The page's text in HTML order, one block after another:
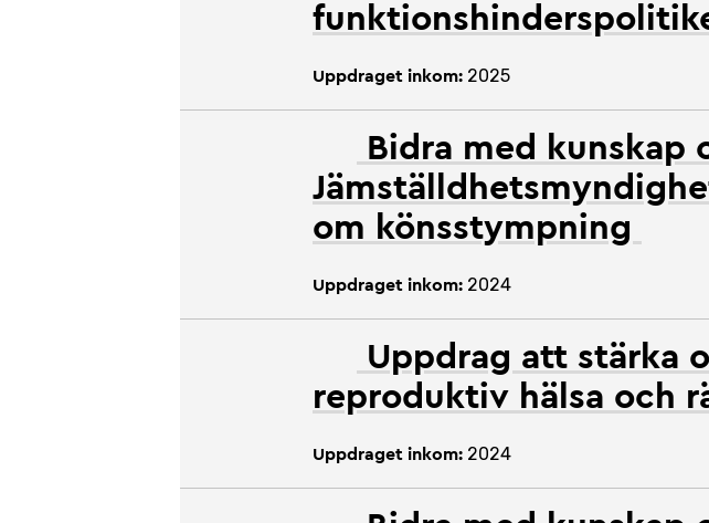
Uppdraget inkom: 2025
Bidra med kunskap
om könsstympning
Uppdraget inkom: 2024
Uppdrag att stärka
reproduktiv hälsa och
Uppdraget inkom: 2024